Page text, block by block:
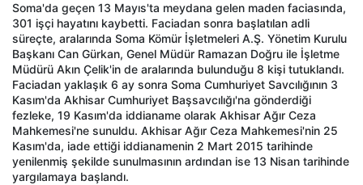
Soma'da geçen 13 Mayıs'ta meydana gelen maden faciasında,
301 işçi hayatını kaybetti. Faciadan sonra başlatılan adli
süreçte, aralarında Soma Kömür İşletmeleri A.Ş. Yönetim Kurulu
Başkanı Can Gürkan, Genel Müdür Ramazan Doğru ile İşletme
Müdürü Akın Çelik'in de aralarında bulunduğu 8 kişi tutuklandı.
Faciadan yaklaşık 6 ay sonra Soma Cumhuriyet Savcılığının 3
Kasım'da Akhisar Cumhuriyet Başsavcılığı'na gönderdiği
fezleke, 19 Kasım'da iddianame olarak Akhisar Ağır Ceza
Mahkemesi'ne sunuldu. Akhisar Ağır Ceza Mahkemesi'nin 25
Kasım'da, iade ettiği iddianamenin 2 Mart 2015 tarihinde
yenilenmiş şekilde sunulmasının ardından ise 13 Nisan tarihinde
yargılamaya başlandı.